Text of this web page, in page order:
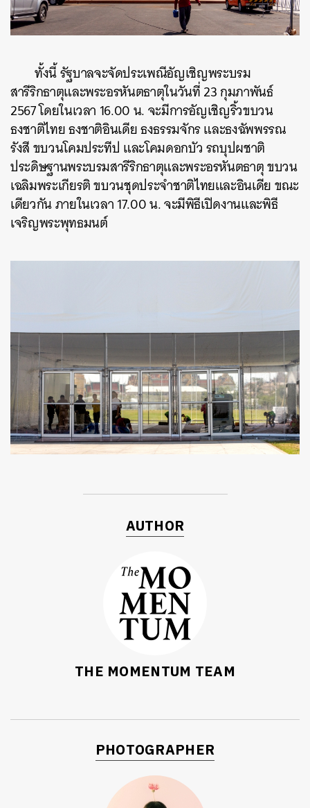
ทั้งนี้ รัฐบาลจะจัดประเพณีอัญเชิญพระบรม
สารีริกธาตุและพระอรหันตธาตุในวันที่ 23 กุมภาพันธ์
2567 โดยในเวลา 16.00 น. จะมีการอัญเชิญริ้วขบวน
ธงชาติไทย ธงชาติอินเดีย ธงธรรมจักร และธงฉัพพรรณ
รังสี ขบวนโคมประทีป และโคมดอกบัว รถบุปผชาติ
ประดิษฐานพระบรมสารีริกธาตุและพระอรหันตธาตุ ขบวน
เฉลิมพระเกียรติ ขบวนชุดประจำชาติไทยและอินเดีย ขณะ
เดียวกัน ภายในเวลา 17.00 น. จะมีพิธีเปิดงานและพิธี
เจริญพระพุทธมนต์
AUTHOR
THE MOMENTUM TEAM
PHOTOGRAPHER
SHARE TWEET LINE EMAIL